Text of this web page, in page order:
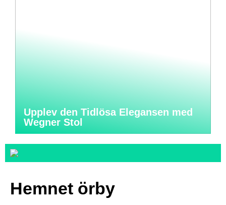
Upplev den Tidlösa Elegansen med
Wegner Stol
Hemnet örby